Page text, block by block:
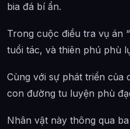
bia đá bí ẩn.
Trong cuộc điều tra vụ án
tuổi tác, và thiên phú phù
Cùng với sự phát triển của
con đường tu luyện phù
Nhân vật này thông qua